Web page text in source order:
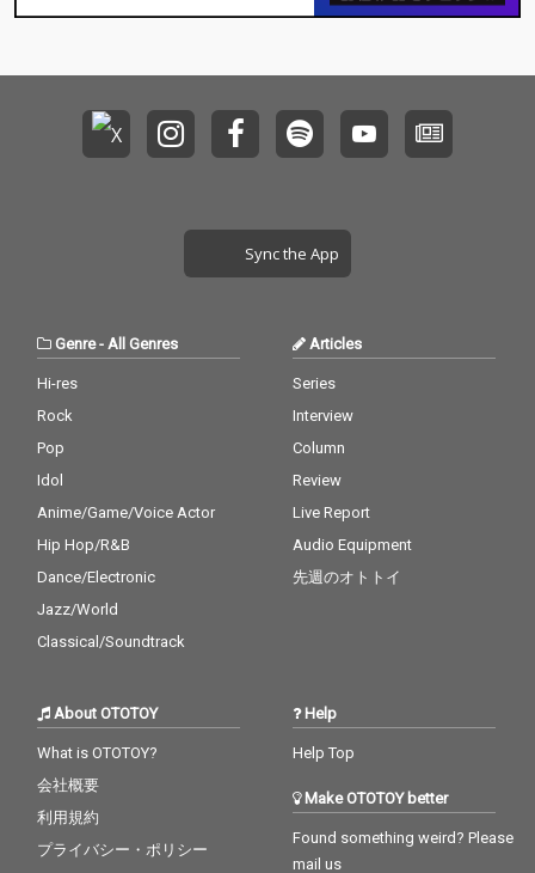
た真心ブラザーズの思
し、聴く人の胸を躍ら
せる快心のニュー・ア
ルバムが完成した。レ
a）、奥野真哉（Key）
に加え、サンコンJr.
ーカンパニーズ）、東
京スカパラダイスオー
ケストラの茂木欣一
（Ba）、沖祐市（Ke
y）らが参加。極上の
サウンドを聴かせてく
Sync the App
Genre- All Genres
Hi-res
Rock
Pop
Idol
Anime/Game/Voice Actor
Hip Hop/R&B
Dance/Electronic
Jazz/World
Classical/Soundtrack
Articles
Series
Interview
Column
Review
Live Report
Audio Equipment
先週のオトトイ
About OTOTOY
What is OTOTOY?
会社概要
利用規約
プライバシー・ポリシー
Help
Help Top
Make OTOTOY better
Found something weird? Please
mail us